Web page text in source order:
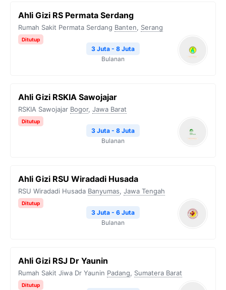
Ahli Gizi RS Permata Serdang
Rumah Sakit Permata Serdang Banten, Serang
Ditutup
3 Juta - 8 Juta
Bulanan
Ahli Gizi RSKIA Sawojajar
RSKIA Sawojajar Bogor, Jawa Barat
Ditutup
3 Juta - 8 Juta
Bulanan
Ahli Gizi RSU Wiradadi Husada
RSU Wiradadi Husada Banyumas, Jawa Tengah
Ditutup
3 Juta - 6 Juta
Bulanan
Ahli Gizi RSJ Dr Yaunin
Rumah Sakit Jiwa Dr Yaunin Padang, Sumatera Barat
Ditutup